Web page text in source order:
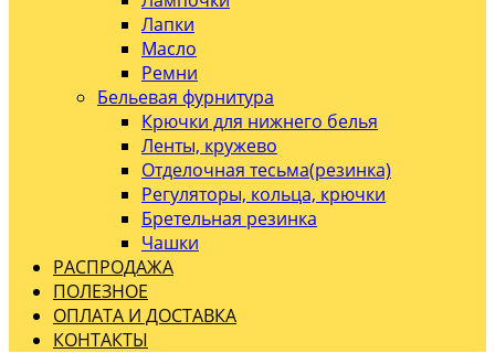
Лапки
Масло
Ремни
Бельевая фурнитура
Крючки для нижнего белья
Ленты, кружево
Отделочная тесьма(резинка)
Регуляторы, кольца, крючки
Бретельная резинка
Чашки
РАСПРОДАЖА
ПОЛЕЗНОЕ
ОПЛАТА И ДОСТАВКА
КОНТАКТЫ